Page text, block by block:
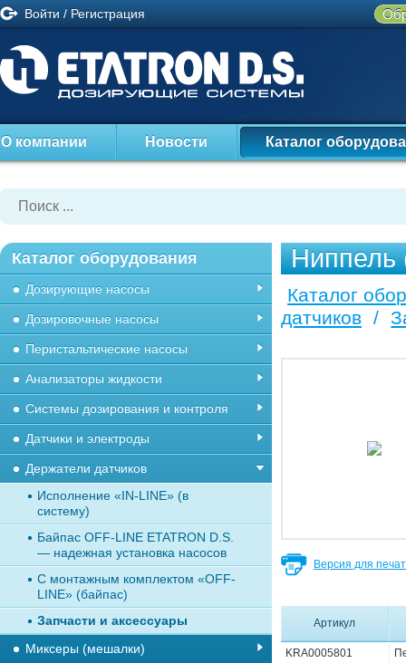
Войти / Регистрация
О компании Новости Каталог
Ниппель
Каталог
датчиков /
Версия для
Артикул
KRA0005801
Каталог оборудования
Дозирующие насосы
Дозировочные насосы
Перистальтические насосы
Анализаторы жидкости
Системы дозирования и контроля
Датчики и электроды
Держатели датчиков
Исполнение «IN-LINE» (в
систему)
Байпас OFF-LINE ETATRON D.S.
— надежная установка насосов
С монтажным комплектом «OFF-
LINE» (байпас)
Запчасти и аксессуары
Миксеры (мешалки)